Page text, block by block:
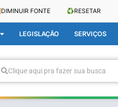
DIMINUIR FONTE ♻️RESETAR
LEGISLAÇÃO SERVIÇOS
Clique aqui pra fazer sua busca